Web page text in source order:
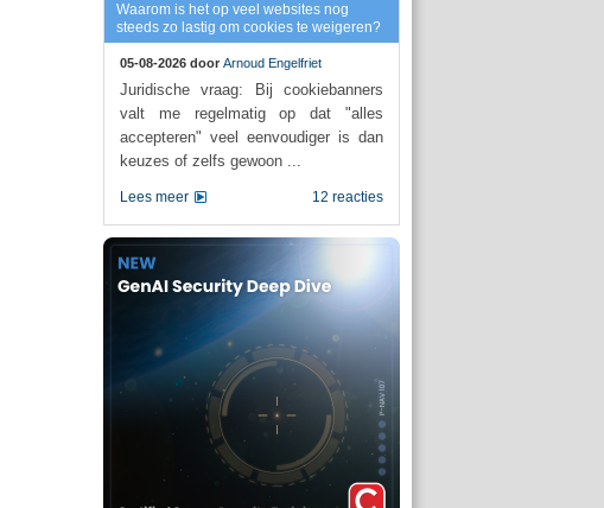
Waarom is het op veel websites nog
steeds zo lastig om cookies te weigeren?
05-08-2026 door Arnoud Engelfriet
Juridische vraag: Bij cookiebanners
valt me regelmatig op dat "alles
accepteren" veel eenvoudiger is dan
keuzes of zelfs gewoon ...
12 reacties
Lees meer